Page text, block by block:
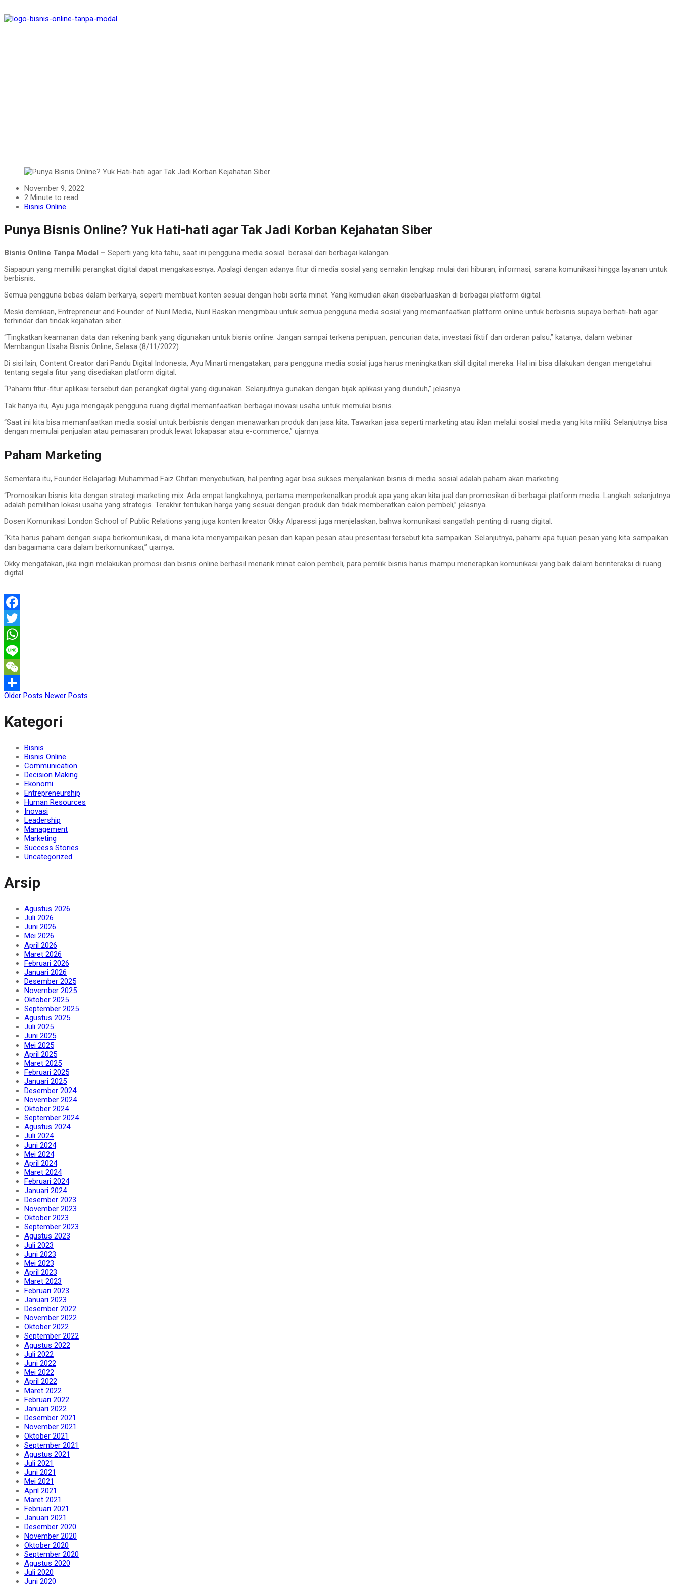
November 9, 2022
2 Minute to read
Bisnis Online
Punya Bisnis Online? Yuk Hati-hati agar Tak Jadi Korban Kejahatan Siber
Bisnis Online Tanpa Modal – Seperti yang kita tahu, saat ini pengguna media sosial berasal dari berbagai kalangan.
Siapapun yang memiliki perangkat digital dapat mengakasesnya. Apalagi dengan adanya fitur di media sosial yang semakin lengkap mulai dari hiburan, informasi, sarana komunikasi hingga layanan untuk
berbisnis.
Semua pengguna bebas dalam berkarya, seperti membuat konten sesuai dengan hobi serta minat. Yang kemudian akan disebarluaskan di berbagai platform digital.
Meski demikian, Entrepreneur and Founder of Nuril Media, Nuril Baskan mengimbau untuk semua pengguna media sosial yang memanfaatkan platform online untuk berbisnis supaya berhati-hati agar
terhindar dari tindak kejahatan siber.
“Tingkatkan keamanan data dan rekening bank yang digunakan untuk bisnis online. Jangan sampai terkena penipuan, pencurian data, investasi fiktif dan orderan palsu,” katanya, dalam webinar
Membangun Usaha Bisnis Online, Selasa (8/11/2022).
Di sisi lain, Content Creator dari Pandu Digital Indonesia, Ayu Minarti mengatakan, para pengguna media sosial juga harus meningkatkan skill digital mereka. Hal ini bisa dilakukan dengan mengetahui
tentang segala fitur yang disediakan platform digital.
“Pahami fitur-fitur aplikasi tersebut dan perangkat digital yang digunakan. Selanjutnya gunakan dengan bijak aplikasi yang diunduh,” jelasnya.
Tak hanya itu, Ayu juga mengajak pengguna ruang digital memanfaatkan berbagai inovasi usaha untuk memulai bisnis.
“Saat ini kita bisa memanfaatkan media sosial untuk berbisnis dengan menawarkan produk dan jasa kita. Tawarkan jasa seperti marketing atau iklan melalui sosial media yang kita miliki. Selanjutnya bisa
dengan memulai penjualan atau pemasaran produk lewat lokapasar atau e-commerce,” ujarnya.
Paham Marketing
Sementara itu, Founder Belajarlagi Muhammad Faiz Ghifari menyebutkan, hal penting agar bisa sukses menjalankan bisnis di media sosial adalah paham akan marketing.
“Promosikan bisnis kita dengan strategi marketing mix. Ada empat langkahnya, pertama memperkenalkan produk apa yang akan kita jual dan promosikan di berbagai platform media. Langkah selanjutnya
adalah pemilihan lokasi usaha yang strategis. Terakhir tentukan harga yang sesuai dengan produk dan tidak memberatkan calon pembeli,” jelasnya.
Dosen Komunikasi London School of Public Relations yang juga konten kreator Okky Alparessi juga menjelaskan, bahwa komunikasi sangatlah penting di ruang digital.
“Kita harus paham dengan siapa berkomunikasi, di mana kita menyampaikan pesan dan kapan pesan atau presentasi tersebut kita sampaikan. Selanjutnya, pahami apa tujuan pesan yang kita sampaikan
dan bagaimana cara dalam berkomunikasi,” ujarnya.
Okky mengatakan, jika ingin melakukan promosi dan bisnis online berhasil menarik minat calon pembeli, para pemilik bisnis harus mampu menerapkan komunikasi yang baik dalam berinteraksi di ruang
digital.
Facebook
Twitter
WhatsApp
Line
WeChat
Share
Older Posts Newer Posts
Kategori
Bisnis
Bisnis Online
Communication
Decision Making
Ekonomi
Entrepreneurship
Human Resources
Inovasi
Leadership
Management
Marketing
Success Stories
Uncategorized
Arsip
Agustus 2026
Juli 2026
Juni 2026
Mei 2026
April 2026
Maret 2026
Februari 2026
Januari 2026
Desember 2025
November 2025
Oktober 2025
September 2025
Agustus 2025
Juli 2025
Juni 2025
Mei 2025
April 2025
Maret 2025
Februari 2025
Januari 2025
Desember 2024
November 2024
Oktober 2024
September 2024
Agustus 2024
Juli 2024
Juni 2024
Mei 2024
April 2024
Maret 2024
Februari 2024
Januari 2024
Desember 2023
November 2023
Oktober 2023
September 2023
Agustus 2023
Juli 2023
Juni 2023
Mei 2023
April 2023
Maret 2023
Februari 2023
Januari 2023
Desember 2022
November 2022
Oktober 2022
September 2022
Agustus 2022
Juli 2022
Juni 2022
Mei 2022
April 2022
Maret 2022
Februari 2022
Januari 2022
Desember 2021
November 2021
Oktober 2021
September 2021
Agustus 2021
Juli 2021
Juni 2021
Mei 2021
April 2021
Maret 2021
Februari 2021
Januari 2021
Desember 2020
November 2020
Oktober 2020
September 2020
Agustus 2020
Juli 2020
Juni 2020